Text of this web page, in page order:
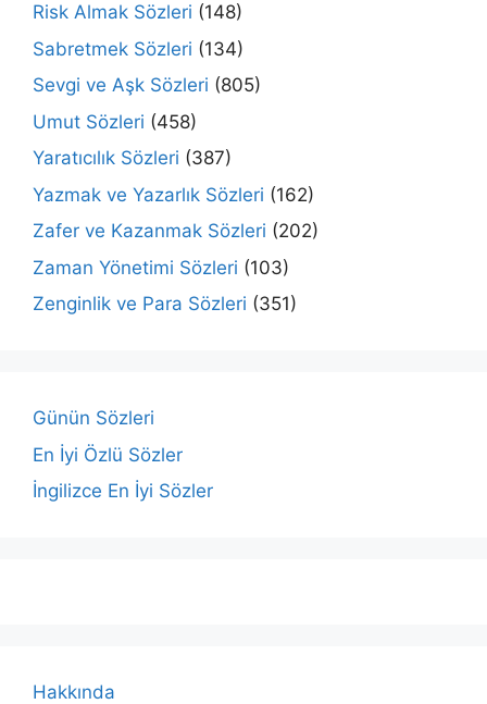
Risk Almak Sözleri (148)
Sabretmek Sözleri (134)
Sevgi ve Aşk Sözleri (805)
Umut Sözleri (458)
Yaratıcılık Sözleri (387)
Yazmak ve Yazarlık Sözleri (162)
Zafer ve Kazanmak Sözleri (202)
Zaman Yönetimi Sözleri (103)
Zenginlik ve Para Sözleri (351)
Günün Sözleri
En İyi Özlü Sözler
İngilizce En İyi Sözler
Hakkında